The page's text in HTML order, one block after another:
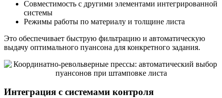
Совместимость с другими элементами интегрированной
системы
Режимы работы по материалу и толщине листа
Это обеспечивает быструю фильтрацию и автоматическую
выдачу оптимального пуансона для конкретного задания.
Интеграция с системами контроля